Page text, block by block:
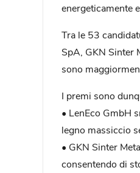
energeticamente
Tra le 53
SpA, GKN Sinter
sono
I premi sono
• LenEco GmbH
legno massiccio
• GKN Sinter
consentendo di